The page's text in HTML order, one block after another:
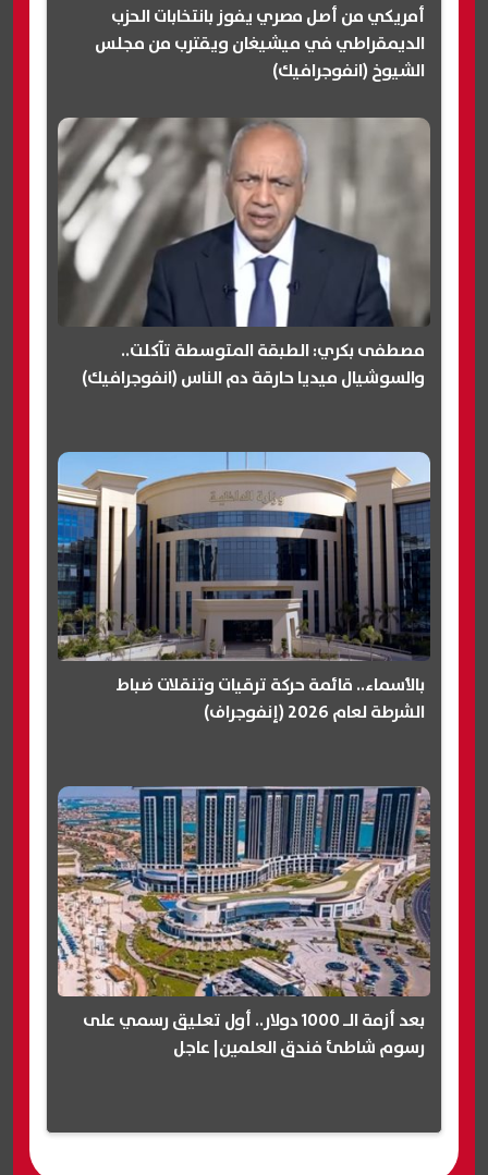
أمريكي من أصل مصري يفوز بانتخابات الحزب
الديمقراطي في ميشيغان ويقترب من مجلس
الشيوخ (انفوجرافيك)
مصطفى بكري: الطبقة المتوسطة تآكلت..
والسوشيال ميديا حارقة دم الناس (انفوجرافيك)
بالأسماء.. قائمة حركة ترقيات وتنقلات ضباط
الشرطة لعام 2026 (إنفوجراف)
بعد أزمة الـ 1000 دولار.. أول تعليق رسمي على
رسوم شاطئ فندق العلمين| عاجل